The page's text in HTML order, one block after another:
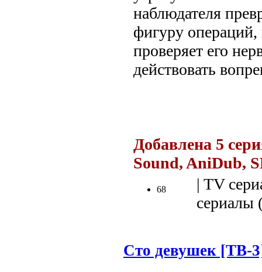
наблюдателя
фигуру операций,
проверяет его
действовать
Добавлена 5
Sound, AniDub,
68
| TV
сериалы
Сто девушек [ТВ-